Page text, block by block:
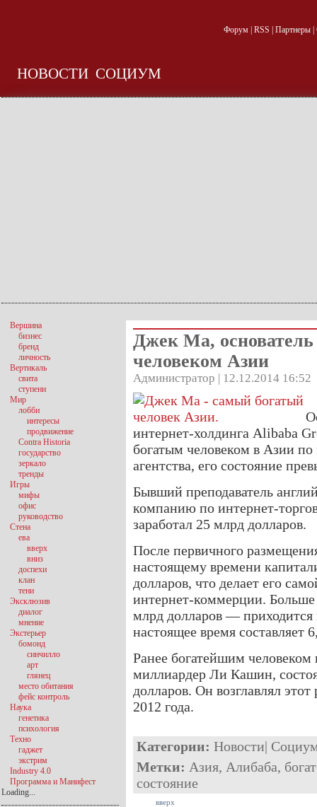
Форум| RSS Партнеры|
НОВОСТИ СОЦИУМ
Джек Ма,
человеком Азии
Администратор | 12.12.2014 16:52
интернет-холдинга Alibaba
богатым человеком в Азии
агентства, его состояние
Бывший преподаватель
компанию по интернет-
заработал 25 млрд долларов.
После первичного
настоящему времени
долларов, что делает его
интернет-коммерции.
млрд долларов — приходится
настоящее время составляет
Ранее богатейшим
миллиардер Ли Кашин,
долларов. Он возглавлял
2012 года.
Категории: Новости|
Метки: Азия, Алибаба,
состояние
вверх
Вершина
бизнес
бренд
личность
Вертикаль
свита
ступени
Мир
лобби
интересы
продвижение
Contra Historia
государство
зеркало
тренды
Игры
мифы
офис
руководство
Стена
ева
вверх
вниз
доспехи
клан
тени
Эксклюзив
диалог
мнение
Экстерьер
бомонд
синчилло
арт
глянец
место обитания
фейс контроль
Наука
генетика
психология
Техно
гаджет
экстрим
Industry 4.0
Программа и Манифест
Loading...